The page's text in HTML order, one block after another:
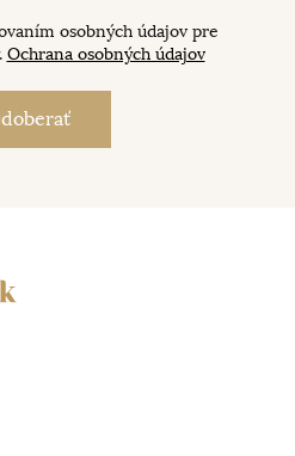
osobných údajov pre
Ochrana osobných údajov